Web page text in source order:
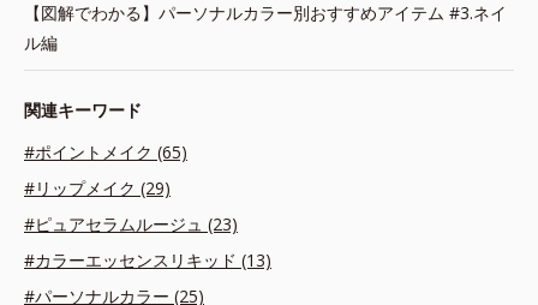
【図解でわかる】パーソナルカラー別おすすめアイテム #3.ネイ
ル編
関連キーワード
#ポイントメイク (65)
#リップメイク (29)
#ピュアセラムルージュ (23)
#カラーエッセンスリキッド (13)
#パーソナルカラー (25)